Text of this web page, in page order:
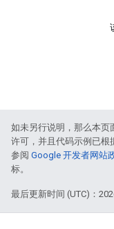
如未另行说明，那么本页
许可，并且代码示例已根
参阅 Google 开发者网站
标。
最后更新时间 (UTC)：